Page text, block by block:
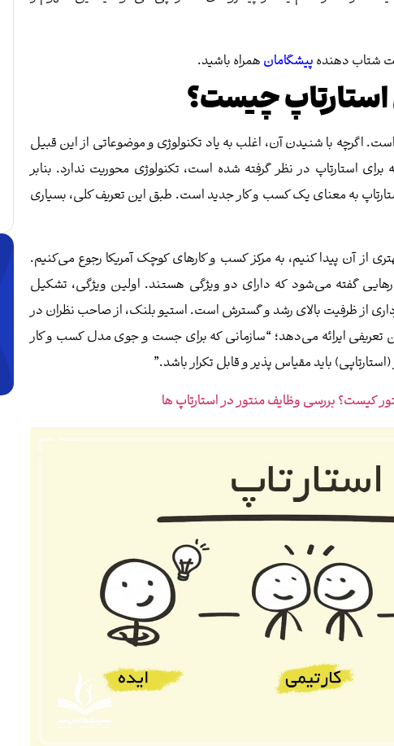
شتاب دهندهپیشگامانهمراه باشید.
چیست؟
اگرچه با شنیدن آن، اغلب به یاد تکنولوژی و موضوعاتی از این قبیل
استارتاپ در نظر گرفته شده است، تکنولوژی محوریت ندارد. بنابر
به معنای یک کسب و کار جدید است. طبق این تعریف کلی، بسیاری
از آن پیدا کنیم، به مرکز کسب و کارهای کوچک آمریکا رجوع می‌کنیم.
گفته می‌شود که دارای دو ویژگی هستند. اولین ویژگی، تشکیل
از ظرفیت بالای رشد و گسترش است. استیو بلنک، از صاحب نظران در
تعریفی ایرائه می‌دهد؛ “سازمانی که برای جست و جوی مدل کسب و کار
باید مقیاس پذیر و قابل تکرار باشد.”
کیست؟ بررسی وظایف منتور در استارتاپ ها